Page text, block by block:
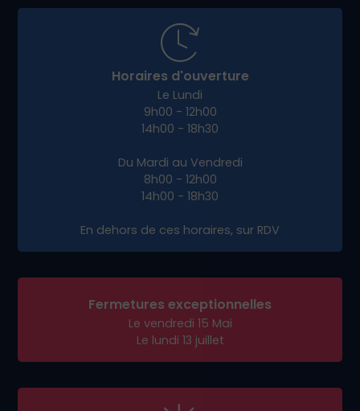
Horaires d'ouverture
Le Lundi
9h00 - 12h00
14h00 - 18h30
Du Mardi au Vendredi
8h00 - 12h00
14h00 - 18h30
En dehors de ces horaires, sur RDV
Fermetures exceptionnelles
Le vendredi 15 Mai
Le lundi 13 juillet